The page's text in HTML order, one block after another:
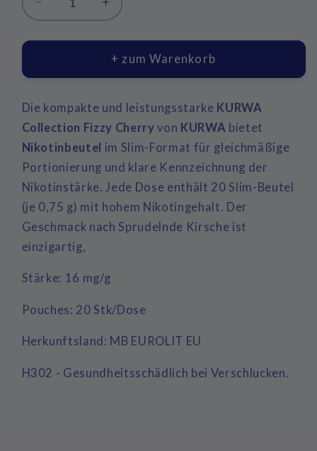
Verringere
die
Menge
KURWA
FIZZY
CHERRY
Erhöhe
die
Menge
für
KURWA
FIZZY
CHERRY
+ zum Warenkorb
Die kompakte und leistungsstarke KURWA
Collection Fizzy Cherry von KURWA bietet
Nikotinbeutel im Slim-Format für gleichmäßige
Portionierung und klare Kennzeichnung der
Nikotinstärke. Jede Dose enthält 20 Slim-Beutel
(je 0,75 g) mit hohem Nikotingehalt. Der
Geschmack nach Sprudelnde Kirsche ist
einzigartig,
Stärke: 16 mg/g
Pouches: 20 Stk/Dose
Herkunftsland: MB EUROLIT EU
H302 - Gesundheitsschädlich bei Verschlucken.